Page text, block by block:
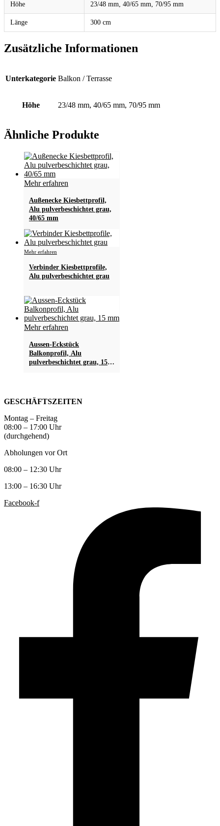
Höhe 23/48 mm, 40/65 mm, 70/95 mm
Länge 300 cm
Zusätzliche Informationen
Unterkategorie Balkon / Terrasse
Höhe 23/48 mm, 40/65 mm, 70/95 mm
Ähnliche Produkte
Mehr erfahren
Außenecke Kiesbettprofil,
Alu pulverbeschichtet grau,
40/65 mm
Mehr erfahren
weist
mehrere
Die
Optionen
können
auf
Produktseite
gewählt
werden
Verbinder Kiesbettprofile,
Alu pulverbeschichtet grau
Mehr erfahren
Aussen-Eckstück
Balkonprofil, Alu
pulverbeschichtet grau, 15
GESCHÄFTSZEITEN
Montag – Freitag
08:00 – 17:00 Uhr
(durchgehend)
Abholungen vor Ort
08:00 – 12:30 Uhr
13:00 – 16:30 Uhr
Facebook-f